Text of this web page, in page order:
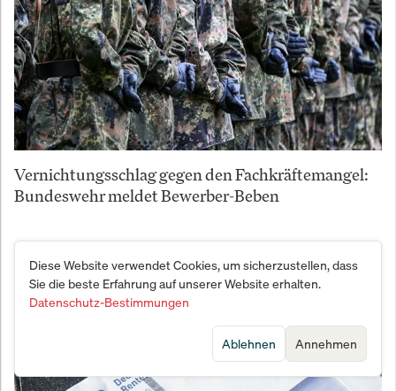
Vernichtungsschlag gegen den Fachkräftemangel:
Bundeswehr meldet Bewerber-Beben
Diese Website verwendet Cookies, um sicherzustellen, dass
Sie die beste Erfahrung auf unserer Website erhalten.
Datenschutz-Bestimmungen
Annehmen
Ablehnen